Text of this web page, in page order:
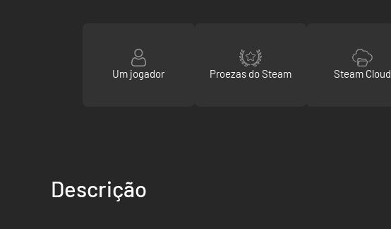
Um jogador Proezas do Steam Steam Cloud
Descrição